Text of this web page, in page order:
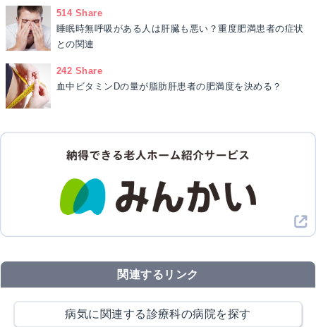
514 Share
睡眠時無呼吸がある人は肝臓も悪い？重度肥満患者の症状
との関連
242 Share
血中ビタミンDの量が脂肪肝患者の肥満度を決める？
関連するリンク
病気に関連する診療科の病院を探す